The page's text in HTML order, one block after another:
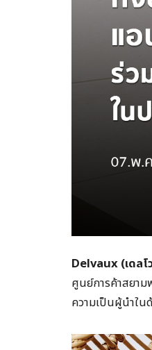
Delvaux (เดลโ
ศูนย์การค้าสยาม
ความเป็นผู้นำใน